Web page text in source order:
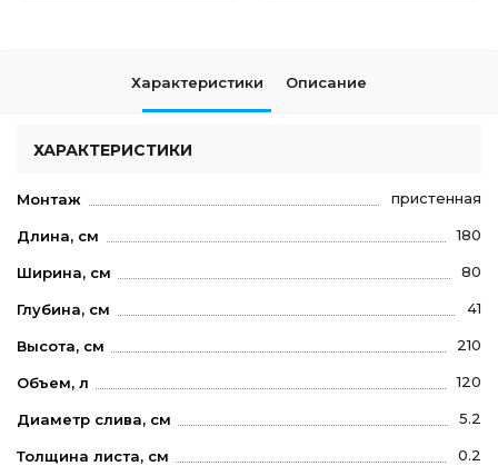
Характеристики Описание
ХАРАКТЕРИСТИКИ
Монтаж пристенная
Длина, см 180
Ширина, см 80
Глубина, см 41
Высота, см 210
Объем, л 120
Диаметр слива, см 5.2
Толщина листа, см 0.2